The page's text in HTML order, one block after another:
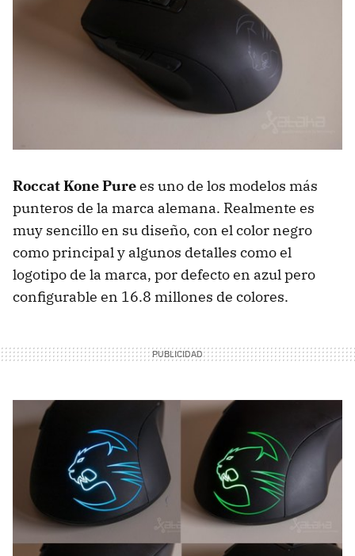
Roccat Kone Purees uno de los modelos más
punteros de la marca alemana. Realmente es
muy sencillo en su diseño, con el color negro
como principal y algunos detalles como el
logotipo de la marca, por defecto en azul pero
configurable en 16.8 millones de colores.